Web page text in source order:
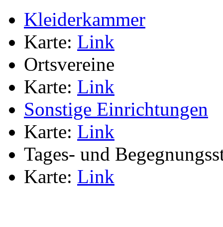
Kleiderkammer
Karte: Link
Ortsvereine
Karte: Link
Sonstige Einrichtungen
Karte: Link
Tages- und
Karte: Link